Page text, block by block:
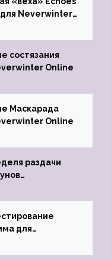
Neverwinter
состязания
Online
Маскарада
Online
раздачи
для